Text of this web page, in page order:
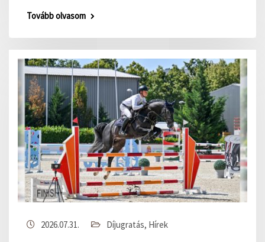
Tovább olvasom
2026.07.31. Díjugratás, Hírek